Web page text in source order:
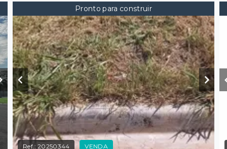
Pronto para construir
Ref.:20250344 VENDA